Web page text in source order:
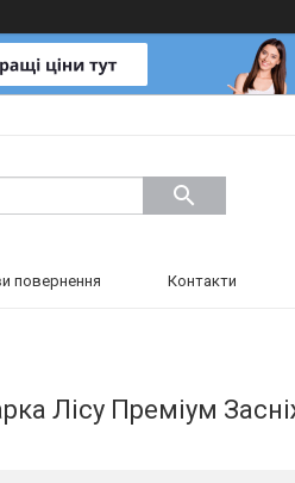
повернення Контакти
Лісу Преміум